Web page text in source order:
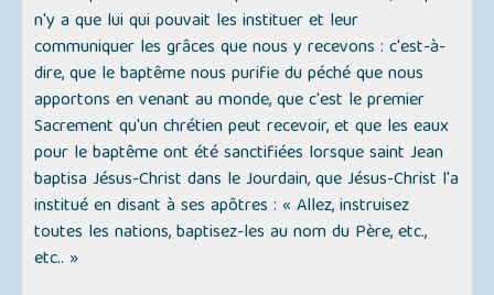
n'y a que lui qui pouvait les instituer et leur
communiquer les grâces que nous y recevons : c'est-à-
dire, que le baptême nous purifie du péché que nous
apportons en venant au monde, que c'est le premier
Sacrement qu'un chrétien peut recevoir, et que les eaux
pour le baptême ont été sanctifiées lorsque saint Jean
baptisa Jésus-Christ dans le Jourdain, que Jésus-Christ l'a
institué en disant à ses apôtres : « Allez, instruisez
toutes les nations, baptisez-les au nom du Père, etc.,
etc.. »